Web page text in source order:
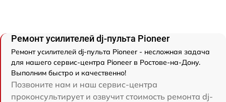
Ремонт усилителей dj-пульта Pioneer
Ремонт усилителей dj-пульта Pioneer - несложная задача
для нашего сервис-центра Pioneer в Ростове-на-Дону.
Выполним быстро и качественно!
Позвоните нам и наш сервис-центра
проконсультирует и озвучит стоимость ремонта dj-